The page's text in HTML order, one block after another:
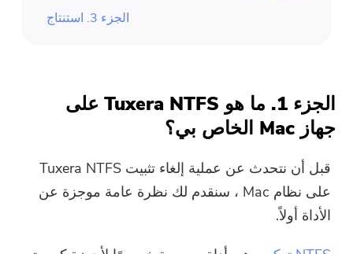
الجزء 3. استنتاج
الجزء 1. ما هو Tuxera NTFS على
جهاز Mac الخاص بي؟
قبل أن نتحدث عن عملية إلغاء تثبيت Tuxera NTFS
على نظام Mac ، سنقدم لك نظرة عامة موجزة عن
الأداة أولاً.